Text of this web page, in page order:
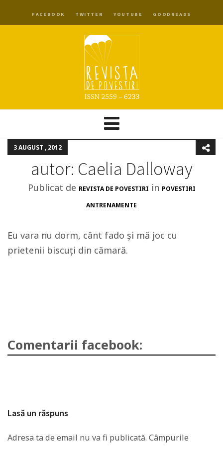
FACEBOOK TWITTER YOUTUBE GOODREADS
3 AUGUST , 2012
autor: Caelia Dalloway
Publicat de REVISTA DE POVESTIRI in POVESTIRI
ANTRENAMENTE
Eu vara nu dorm, cânt fado și mă joc cu
prietenii biscuți din cămară.
Comentarii facebook:
Lasă un răspuns
Adresa ta de email nu va fi publicată. Câmpurile